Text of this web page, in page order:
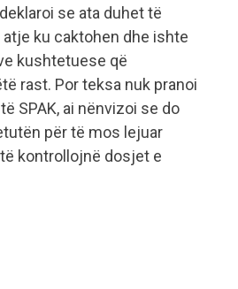
se ata duhet të
ku caktohen dhe ishte
kushtetuese që
rast. Por teksa nuk pranoi
SPAK, ai nënvizoi se do
për të mos lejuar
kontrollojnë dosjet e